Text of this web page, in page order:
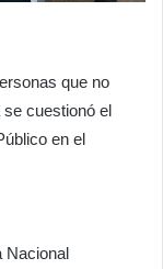
que no
cuestionó el
en el
Nacional